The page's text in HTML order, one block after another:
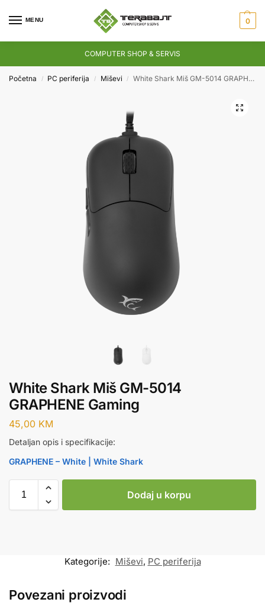
MENU 0
COMPUTER SHOP & SERVIS
Početna / PC periferija / Miševi / White Shark Miš GM-5014 GRAPHENE Gaming
White Shark Miš GM-5014
GRAPHENE Gaming
45,00 KM
Detaljan opis i specifikacije:
GRAPHENE – White | White Shark
Dodaj u korpu
Kategorije: Miševi, PC periferija
Povezani proizvodi